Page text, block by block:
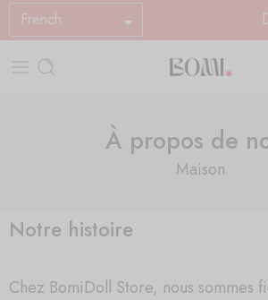
French
À propos de
Maison
Notre histoire
Chez BomiDoll Store, nous sommes